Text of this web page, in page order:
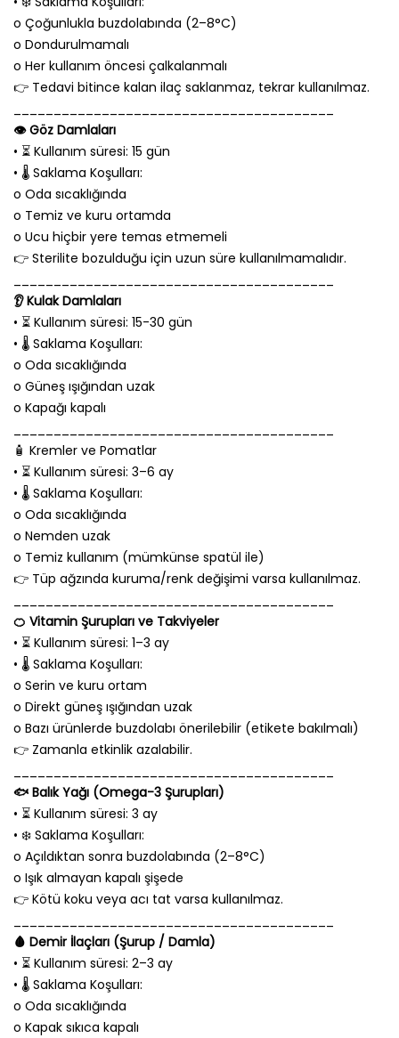
o Çoğunlukla buzdolabında (2–8°C)
o Dondurulmamalı
o Her kullanım öncesi çalkalanmalı
👉 Tedavi bitince kalan ilaç saklanmaz, tekrar kullanılmaz.
👁️ Göz Damlaları
• ⏳ Kullanım süresi: 15 gün
• 🌡️ Saklama Koşulları:
o Oda sıcaklığında
o Temiz ve kuru ortamda
o Ucu hiçbir yere temas etmemeli
👉 Sterilite bozulduğu için uzun süre kullanılmamalıdır.
👂 Kulak Damlaları
• ⏳ Kullanım süresi: 15-30 gün
• 🌡️ Saklama Koşulları:
o Oda sıcaklığında
o Güneş ışığından uzak
o Kapağı kapalı
🧴 Kremler ve Pomatlar
• ⏳ Kullanım süresi: 3–6 ay
• 🌡️ Saklama Koşulları:
o Oda sıcaklığında
o Nemden uzak
o Temiz kullanım (mümkünse spatül ile)
👉 Tüp ağzında kuruma/renk değişimi varsa kullanılmaz.
🍊 Vitamin Şurupları ve Takviyeler
• ⏳ Kullanım süresi: 1–3 ay
• 🌡️ Saklama Koşulları:
o Serin ve kuru ortam
o Direkt güneş ışığından uzak
o Bazı ürünlerde buzdolabı önerilebilir (etikete bakılmalı)
👉 Zamanla etkinlik azalabilir.
🐟 Balık Yağı (Omega-3 Şurupları)
• ⏳ Kullanım süresi: 3 ay
• ❄️ Saklama Koşulları:
o Açıldıktan sonra buzdolabında (2–8°C)
o Işık almayan kapalı şişede
👉 Kötü koku veya acı tat varsa kullanılmaz.
🩸 Demir İlaçları (Şurup / Damla)
• ⏳ Kullanım süresi: 2–3 ay
• 🌡️ Saklama Koşulları:
o Oda sıcaklığında
o Kapak sıkıca kapalı